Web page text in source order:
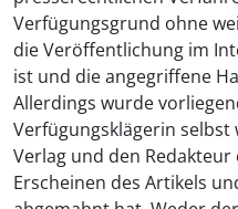
Verfügungsgrund ohne
die Veröffentlichung im
ist und die angegriffene
Allerdings wurde
Verfügungsklägerin selbst
Verlag und den
Erscheinen des Artikels